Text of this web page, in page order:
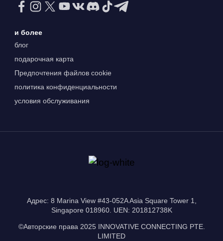
и более
блог
подарочная карта
Предпочтения файлов cookie
политика конфиденциальности
условия обслуживания
Адрес: 8 Marina View #43-052A Asia Square Tower 1,
Singapore 018960. UEN: 201812738K
©Авторские права 2025 INNOVATIVE CONNECTING PTE.
LIMITED